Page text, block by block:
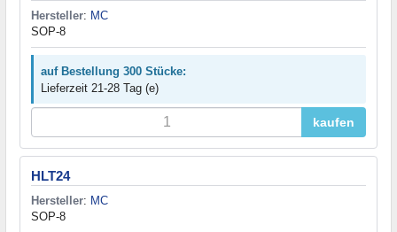
Hersteller: MC
SOP-8
auf Bestellung 300 Stücke:
Lieferzeit 21-28 Tag (e)
kaufen
HLT24
Hersteller: MC
SOP-8